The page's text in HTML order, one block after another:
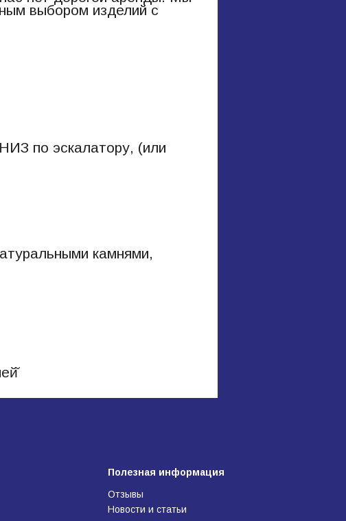
выбором изделий с
по эскалатору, (или
камнями,
Полезная информация
Отзывы
Новости и статьи